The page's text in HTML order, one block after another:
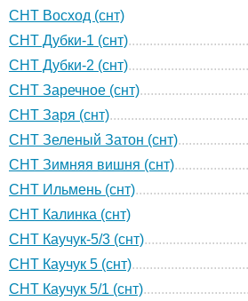
СНТ Восход (снт)
СНТ Дубки-1 (снт)
СНТ Дубки-2 (снт)
СНТ Заречное (снт)
СНТ Заря (снт)
СНТ Зеленый Затон (снт)
СНТ Зимняя вишня (снт)
СНТ Ильмень (снт)
СНТ Калинка (снт)
СНТ Каучук-5/3 (снт)
СНТ Каучук 5 (снт)
СНТ Каучук 5/1 (снт)